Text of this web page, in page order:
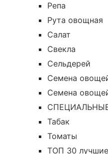
Репа
Рута овощная
Салат
Свекла
Сельдерей
Семена
Семена
Табак
Томаты
ТОП 30